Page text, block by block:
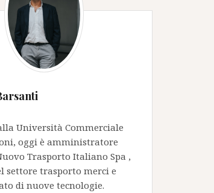
Università Commerciale
oggi è amministratore
Trasporto Italiano Spa ,
settore trasporto merci e
di nuove tecnologie.